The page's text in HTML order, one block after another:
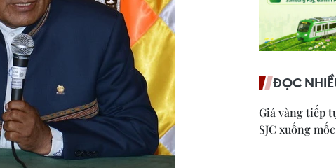
ĐỌC
Giá vàng tiếp
SJC xuống